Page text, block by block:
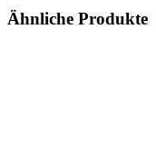
Ähnliche Produkte